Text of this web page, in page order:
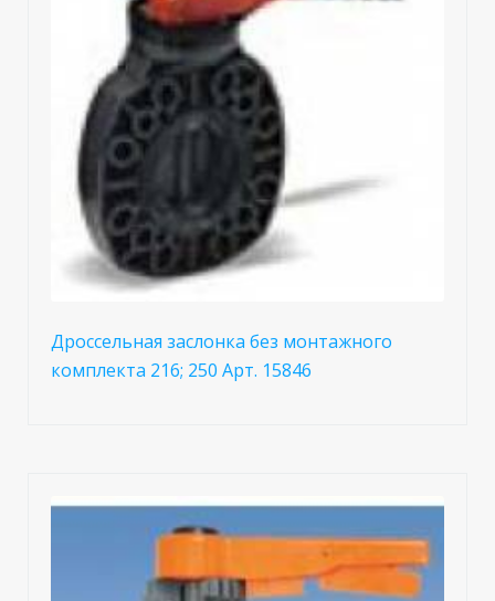
Дроссельная заслонка без монтажного
комплекта 216; 250 Арт. 15846